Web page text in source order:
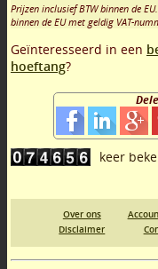
Prijzen inclusief BTW binnen de
binnen de EU met geldig VAT-
Geïnteresseerd in een
hoeftang?
Over ons
Disclaimer